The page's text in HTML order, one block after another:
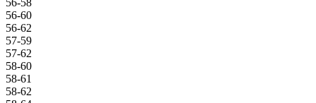
56-60
56-62
57-59
57-62
58-60
58-61
58-62